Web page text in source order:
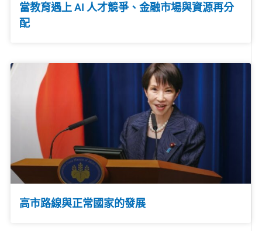
當教育遇上 AI 人才競爭、金融市場與資源再分
配
高市路線與正常國家的發展